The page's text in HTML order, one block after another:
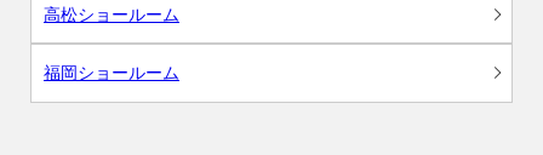
高松ショールーム
福岡ショールーム